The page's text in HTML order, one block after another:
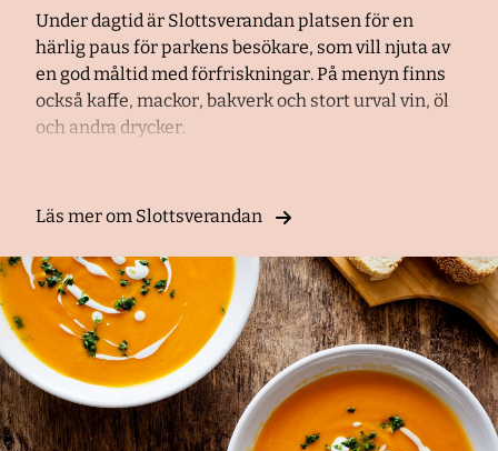
Under dagtid är Slottsverandan platsen för en
härlig paus för parkens besökare, som vill njuta av
en god måltid med förfriskningar. På menyn finns
också kaffe, mackor, bakverk och stort urval vin, öl
och andra drycker.
Läs mer om Slottsverandan